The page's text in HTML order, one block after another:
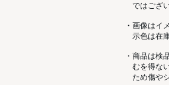
ではござ
・画像はイ
示色は在
・商品は検
むを得な
ため傷や